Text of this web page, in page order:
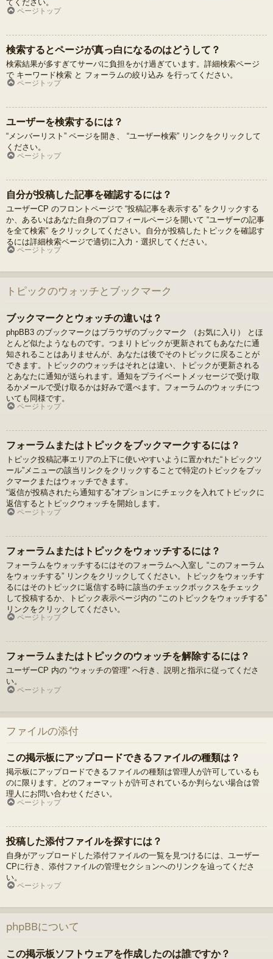
てください。
ページトップ
検索するとページが真っ白になるのはどうして？
検索結果が多すぎてサーバに負担をかけ過ぎています。詳細検索ページ
で キーワード検索 と フォーラムの絞り込み を行ってください。
ページトップ
ユーザーを検索するには？
“メンバーリスト” ページを開き、 “ユーザー検索” リンクをクリックして
ください。
ページトップ
自分が投稿した記事を確認するには？
ユーザーCP のフロントページで “投稿記事を表示する” をクリックする
か、あるいはあなた自身のプロフィールページを開いて “ユーザーの記事
を全て検索” をクリックしてください。自分が投稿したトピックを確認す
るには詳細検索ページで適切に入力・選択してください。
ページトップ
トピックのウォッチとブックマーク
ブックマークとウォッチの違いは？
phpBB3 のブックマークはブラウザのブックマーク （お気に入り） とほ
とんど似たようなものです。つまりトピックが更新されてもあなたに通
知されることはありませんが、あなたは後でそのトピックに戻ることが
できます。トピックのウォッチはそれとは違い、トピックが更新される
とあなたに通知が送られます。通知をプライベートメッセージで受け取
るかメールで受け取るかは好みで選べます。フォーラムのウォッチにつ
いても同様です。
ページトップ
フォーラムまたはトピックをブックマークするには？
トピック投稿記事エリアの上下に使いやすいように置かれた“トピックツ
ール”メニューの該当リンクをクリックすることで特定のトピックをブッ
クマークまたはウォッチできます。
“返信が投稿されたら通知する”オプションにチェックを入れてトピックに
返信するとトピックウォッチを開始します。
ページトップ
フォーラムまたはトピックをウォッチするには？
フォーラムをウォッチするにはそのフォーラムへ入室し “このフォーラム
をウォッチする” リンクをクリックしてください。トピックをウォッチす
るにはそのトピックに返信する時に該当のチェックボックスをチェック
して投稿するか、トピック表示ページ内の “このトピックをウォッチする”
リンクをクリックしてください。
ページトップ
フォーラムまたはトピックのウォッチを解除するには？
ユーザーCP 内の “ウォッチの管理” へ行き、説明と指示に従ってくださ
い。
ページトップ
ファイルの添付
この掲示板にアップロードできるファイルの種類は？
掲示板にアップロードできるファイルの種類は管理人が許可しているも
のに限ります。どのフォーマットが許可されているか判らない場合は管
理人にお問い合わせください。
ページトップ
投稿した添付ファイルを探すには？
自身がアップロードした添付ファイルの一覧を見つけるには、ユーザー
CPに行き、添付ファイルの管理セクションへのリンクを辿ってくださ
い。
ページトップ
phpBBについて
この掲示板ソフトウェアを作成したのは誰ですか？